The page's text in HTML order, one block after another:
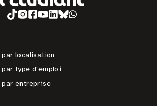
localisation
type d'emploi
entreprise